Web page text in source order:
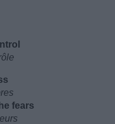
fears